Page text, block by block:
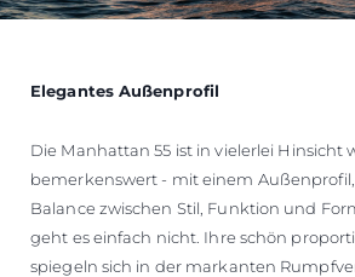
Elegantes Außenprofil
Die Manhattan 55 ist in vielerlei Hinsicht
bemerkenswert - mit einem
Balance zwischen Stil, Funktion und
geht es einfach nicht. Ihre schön
spiegeln sich in der markanten